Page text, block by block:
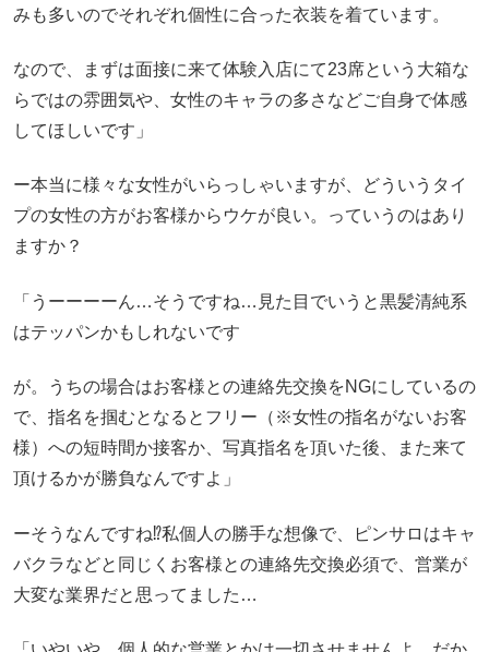
みも多いのでそれぞれ個性に合った衣装を着ています。
なので、まずは面接に来て体験入店にて23席という大箱な
らではの雰囲気や、女性のキャラの多さなどご自身で体感
してほしいです」
ー本当に様々な女性がいらっしゃいますが、どういうタイ
プの女性の方がお客様からウケが良い。っていうのはあり
ますか？
「うーーーーん…そうですね…見た目でいうと黒髪清純系
はテッパンかもしれないです
が。うちの場合はお客様との連絡先交換をNGにしているの
で、指名を掴むとなるとフリー（※女性の指名がないお客
様）への短時間か接客か、写真指名を頂いた後、また来て
頂けるかが勝負なんですよ」
ーそうなんですね⁉︎私個人の勝手な想像で、ピンサロはキャ
バクラなどと同じくお客様との連絡先交換必須で、営業が
大変な業界だと思ってました…